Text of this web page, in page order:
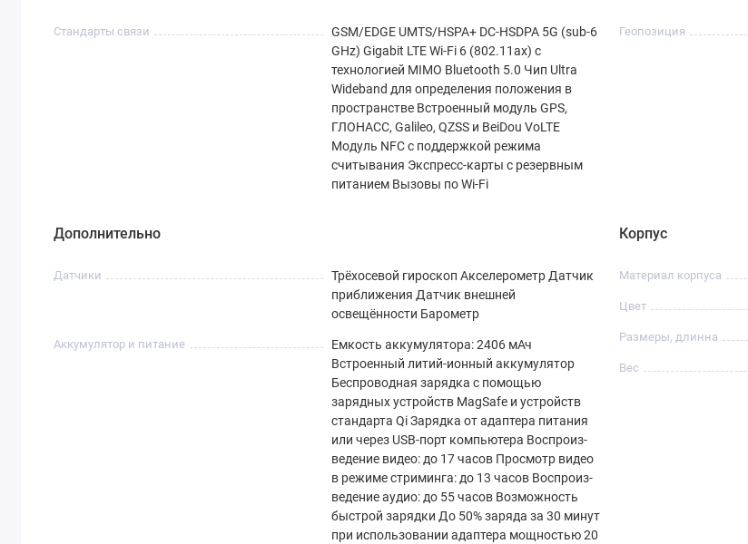
Стандарты связи
GSM/EDGE UMTS/HSPA+ DC‑HSDPA 5G (sub-6
GHz) Gigabit LTE Wi‑Fi 6 (802.11ax) с
технологией MIMO Bluetooth 5.0 Чип Ultra
Wideband для определения положения в
пространстве Встроенный модуль GPS,
ГЛОНАСС, Galileo, QZSS и BeiDou VoLTE
Модуль NFC с поддержкой режима
считывания Экспресс‑карты с резервным
питанием Вызовы по Wi‑Fi
Геопозиция
Дополнительно
Датчики
Трёхосевой гироскоп Акселерометр Датчик
приближения Датчик внешней
освещённости Барометр
Аккумулятор и питание
Емкость аккумулятора: 2406 мАч
Встроенный литий‑ионный аккумулятор
Беспроводная зарядка с помощью
зарядных устройств MagSafe и устройств
стандарта Qi Зарядка от адаптера питания
или через USB‑порт компьютера Воспроиз­
ведение видео: до 17 часов Просмотр видео
в режиме стриминга: до 13 часов Воспроиз­
ведение аудио: до 55 часов Возможность
быстрой зарядки До 50% заряда за 30 минут
при использовании адаптера мощностью 20
Корпус
Материал корпуса
Цвет
Размеры, длинна
Вес